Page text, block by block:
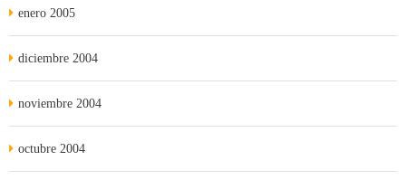
enero 2005
diciembre 2004
noviembre 2004
octubre 2004